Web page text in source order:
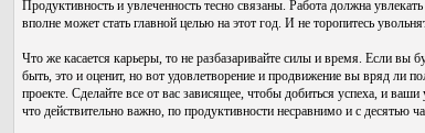
Продуктивность и увлеченность тесно связаны. Работа должна
вполне может стать главной целью на этот год. И не торопитесь
Что же касается карьеры, то не разбазаривайте силы и время. Если вы
быть, это и оценит, но вот удовлетворение и продвижение вы вряд ли
проекте. Сделайте все от вас зависящее, чтобы добиться успеха, и
что действительно важно, по продуктивности несравнимо и с десятью